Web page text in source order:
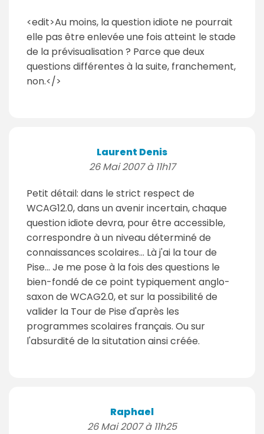
<edit>Au moins, la question idiote ne pourrait
elle pas être enlevée une fois atteint le stade
de la prévisualisation ? Parce que deux
questions différentes à la suite, franchement,
non.</>
Laurent Denis
26 Mai 2007 à 11h17
Petit détail: dans le strict respect de
WCAG12.0, dans un avenir incertain, chaque
question idiote devra, pour être accessible,
correspondre à un niveau déterminé de
connaissances scolaires... Là j'ai la tour de
Pise... Je me pose à la fois des questions le
bien-fondé de ce point typiquement anglo-
saxon de WCAG2.0, et sur la possibilité de
valider la Tour de Pise d'après les
programmes scolaires français. Ou sur
l'absurdité de la situtation ainsi créée.
Raphael
26 Mai 2007 à 11h25